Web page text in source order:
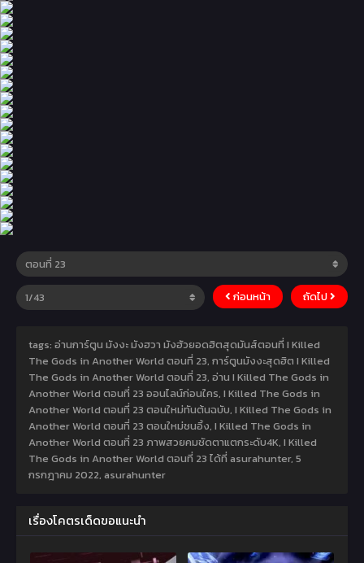
ก่อนหน้า ถัดไป
tags: อ่านการ์ตูน มังงะ มังฮวา มังฮัวยอดฮิตสุดมันส์ตอนที่ I Killed
The Gods in Another World ตอนที่ 23, การ์ตูนมังงะสุดฮิต I Killed
The Gods in Another World ตอนที่ 23, อ่าน I Killed The Gods in
Another World ตอนที่ 23 ออนไลน์ก่อนใคร, I Killed The Gods in
Another World ตอนที่ 23 ตอนใหม่ทันต้นฉบับ, I Killed The Gods in
Another World ตอนที่ 23 ตอนใหม่ชนอิ้ง, I Killed The Gods in
Another World ตอนที่ 23 ภาพสวยคมชัดตาแตกระดับ4K, I Killed
The Gods in Another World ตอนที่ 23 ได้ที่ asurahunter, 5
กรกฎาคม 2022, asurahunter
เรื่องโคตรเด็ดขอแนะนำ